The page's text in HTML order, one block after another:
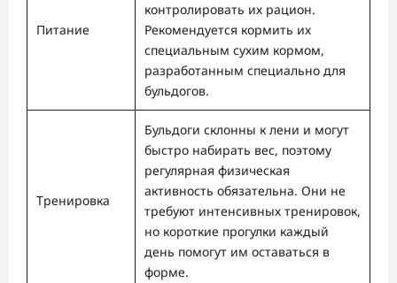
Питание
контролировать их рацион.
Рекомендуется кормить их
специальным сухим кормом,
разработанным специально для
бульдогов.
Тренировка
Бульдоги склонны к лени и могут
быстро набирать вес, поэтому
регулярная физическая
активность обязательна. Они не
требуют интенсивных тренировок,
но короткие прогулки каждый
день помогут им оставаться в
форме.